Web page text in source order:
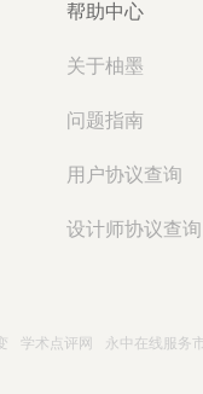
帮助中心
关于柚墨
问题指南
用户协议查询
设计师协议查询
学术点评网 永中在线服务